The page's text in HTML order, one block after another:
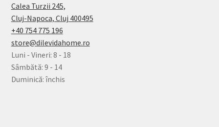
Calea Turzii 245,
Cluj-Napoca, Cluj 400495
+40 754 775 196
store@dilevidahome.ro
Luni - Vineri: 8 - 18
Sâmbătă: 9 - 14
Duminică: închis